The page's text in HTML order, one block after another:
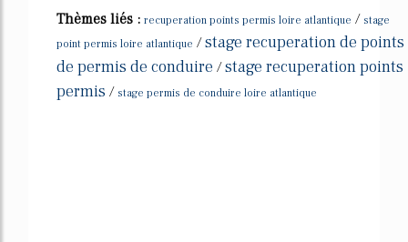
Thèmes liés : recuperation points permis loire atlantique / stage
point permis loire atlantique /stage recuperation de points
de permis de conduire /stage recuperation points
permis / stage permis de conduire loire atlantique